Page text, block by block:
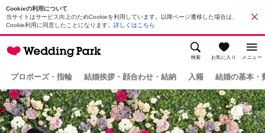
Cookieの利用について
当サイトはサービス向上のためCookieを利用しています。以降ページ遷移した場合は、
Cookie利用に同意したことになります。 詳しくはこちら
検索 お気に入り メニュー
プロポーズ・指輪 結婚挨拶・顔合わせ・結納 入籍 結婚の基本・